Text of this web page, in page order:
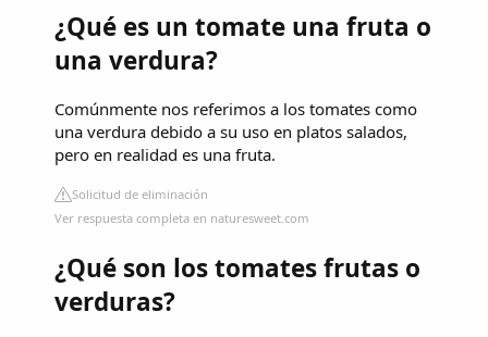
¿Qué es un tomate una fruta o
una verdura?
Comúnmente nos referimos a los tomates como
una verdura debido a su uso en platos salados,
pero en realidad es una fruta.
Solicitud de eliminación
Ver respuesta completa en naturesweet.com
¿Qué son los tomates frutas o
verduras?